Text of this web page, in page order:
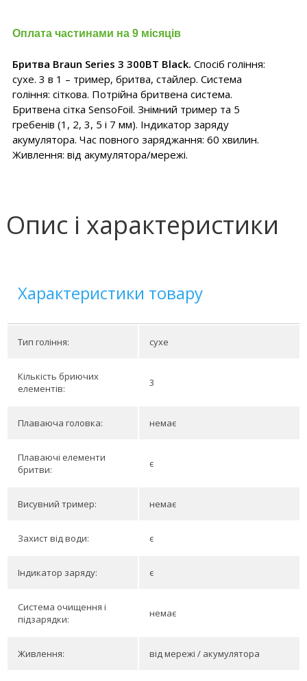
Оплата частинами на 9 місяців
Бритва Braun Series 3 300BT Black. Спосіб гоління:
сухе. 3 в 1 – тример, бритва, стайлер. Система
гоління: сіткова. Потрійна бритвена система.
Бритвена сітка SensoFoil. Знімний тример та 5
гребенів (1, 2, 3, 5 і 7 мм). Індикатор заряду
акумулятора. Час повного заряджання: 60 хвилин.
Живлення: від акумулятора/мережі.
Опис і характеристики
Характеристики товару
Тип гоління: сухе
Кількість бриючих
елементів:
3
Плаваюча головка: немає
Плаваючі елементи
бритви:
є
Висувний тример: немає
Захист від води: є
Індикатор заряду: є
Система очищення і
підзарядки:
немає
Живлення: від мережі / акумулятора